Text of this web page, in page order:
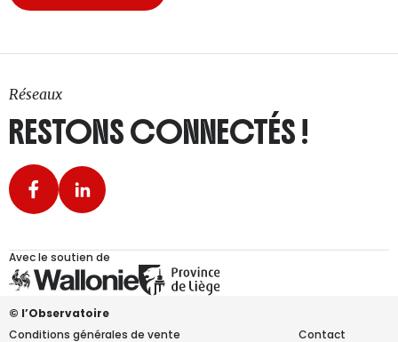
Réseaux
RESTONS CONNECTÉS !
Avec le soutien de
© l’Observatoire
Conditions générales de vente
Contact